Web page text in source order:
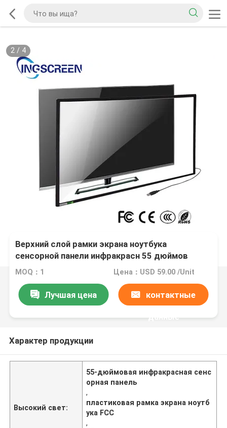
2/ 4
Верхний слой рамки экрана ноутбука
сенсорной панели инфракрасн 55 дюймов
пластиковый ультракрасный для монитора
MOQ：1 Цена：USD 59.00 /Unit
Лучшая цена контактные
данные
Характер продукции
Высокий свет:
55-дюймовая инфракрасная сенс
орная панель
,
пластиковая рамка экрана ноутб
ука FCC
,